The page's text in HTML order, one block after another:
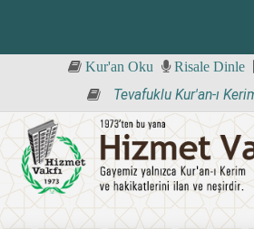
Kur'an Oku Risale Dinle
Tevafuklu Kur'an-ı